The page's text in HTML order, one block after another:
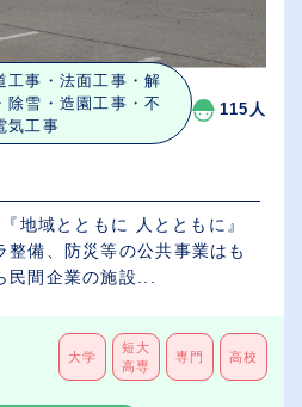
工事・法面工事・解
除雪・造園工事・不
気工事
115人
整備、防災等の公共事業はも
民間企業の施設...
大学
短大
高専
専門 高校